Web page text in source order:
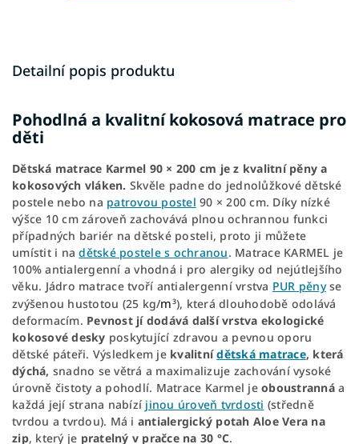
Detailní popis produktu
Pohodlná a kvalitní kokosová matrace pro
děti
Dětská matrace Karmel 90 × 200 cm je z kvalitní pěny a
kokosových vláken. Skvěle padne do jednolůžkové dětské
postele nebo na patrovou postel 90 × 200 cm. Díky nízké
výšce 10 cm zároveň zachovává plnou ochrannou funkci
případných bariér na dětské posteli, proto ji můžete
umístit i nadětské postele s ochranou. Matrace KARMEL je
100% antialergenní a vhodná i pro alergiky od nejútlejšího
věku. Jádro matrace tvoří antialergenní vrstva PUR pěnyse
zvýšenou hustotou (25 kg/m3), která dlouhodobě odolává
deformacím. Pevnost jí dodává další vrstva ekologické
kokosové desky poskytující zdravou a pevnou oporu
dětské páteři. Výsledkem je kvalitnídětská matrace, která
dýchá, snadno se větrá a maximalizuje zachování vysoké
úrovně čistoty a pohodlí. Matrace Karmel je oboustrannáa
každá její strana nabízí jinou úroveň tvrdosti (středně
tvrdou a tvrdou). Má i antialergický potah Aloe Vera na
zip, který je pratelný v pračce na 30 °C.